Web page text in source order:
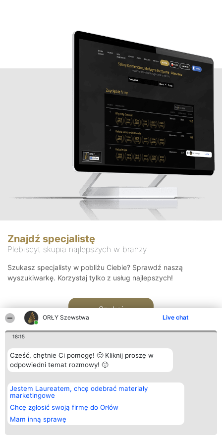
ORŁY Szewstwa Live chat
18:15
Cześć, chętnie Ci pomogę! 🙂 Kliknij proszę w
odpowiedni temat rozmowy! 🙂
Jestem Laureatem, chcę odebrać materiały
marketingowe
Chcę zgłosić swoją firmę do Orłów
Mam inną sprawę
Znajdź specjalistę
Plebiscyt skupia najlepszych w branży
Szukasz specjalisty w pobliżu Ciebie? Sprawdź naszą
wyszukiwarkę. Korzystaj tylko z usług najlepszych!
Szukaj
Organizator plebiscytu
Bright Side Solutions sp. z o.
o. sp. k.
ul. Ruska 22
Wrocław 50-079
KRS 0000749100 | Regon
381313360 | NIP 8943132676
Plebiscyt
Laureaci
wszystkich
Laureatów
Regulamin
Kontakt
Kontakt